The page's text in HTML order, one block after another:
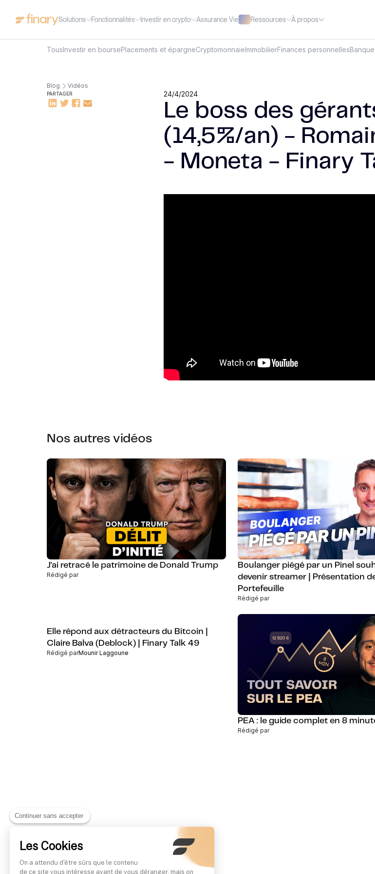
Continuer sans accepter
Les Cookies
On a attendu d'être sûrs que le contenu
de ce site vous intéresse avant de vous déranger, mais on
Solutions Fonctionnalités Investir en crypto Assurance Vie Ressources À propos
TousInvestir en boursePlacements et épargneCryptomonnaieImmobilierFinances personnelles
Blog Vidéos
PARTAGER 24/4/2024
Le boss des
(14,5%/an) -
- Moneta - Finary
Nos autres vidéos
J'ai retracé le patrimoine de Donald Trump
Rédigé par
Boulanger piégé par un Pinel
devenir streamer | Présentation
Portefeuille
Rédigé par
Elle répond aux détracteurs du Bitcoin |
Claire Balva (Deblock) | Finary Talk 49
Rédigé parMounir Laggoune
PEA : le guide complet en 8
Rédigé par